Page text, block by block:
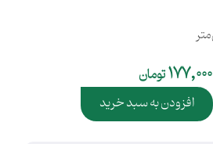
177,000تومان
افزودن به سبد خرید